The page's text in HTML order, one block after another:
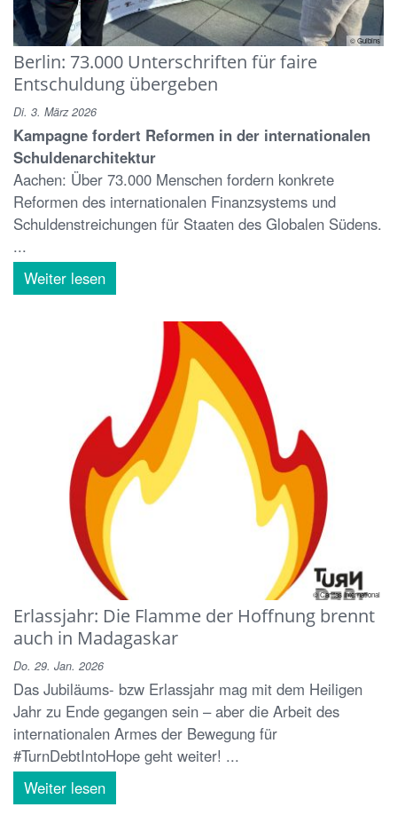
© Gulbins
Berlin: 73.000 Unterschriften für faire
Entschuldung übergeben
Di. 3. März 2026
Kampagne fordert Reformen in der internationalen
Schuldenarchitektur
Aachen: Über 73.000 Menschen fordern konkrete
Reformen des internationalen Finanzsystems und
Schuldenstreichungen für Staaten des Globalen Südens.
...
Weiter lesen
© Caritas International
Erlassjahr: Die Flamme der Hoffnung brennt
auch in Madagaskar
Do. 29. Jan. 2026
Das Jubiläums- bzw Erlassjahr mag mit dem Heiligen
Jahr zu Ende gegangen sein – aber die Arbeit des
internationalen Armes der Bewegung für
#TurnDebtIntoHope geht weiter! ...
Weiter lesen